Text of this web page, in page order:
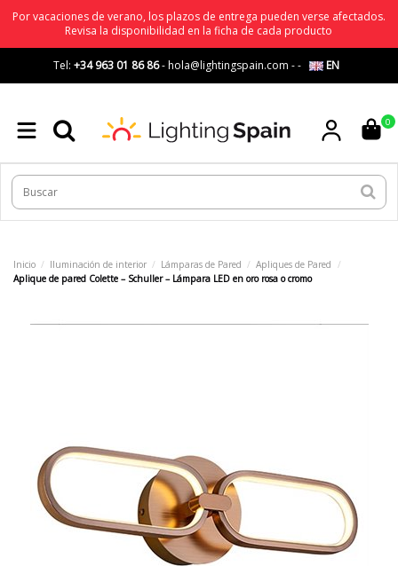
Por vacaciones de verano, los plazos de entrega pueden verse afectados.
Revisa la disponibilidad en la ficha de cada producto
Tel: +34 963 01 86 86-hola@lightingspain.com -- EN
0
Inicio Iluminación de interior Lámparas de Pared
Apliques de Pared
Aplique de pared Colette – Schuller – Lámpara LED en oro rosa o cromo